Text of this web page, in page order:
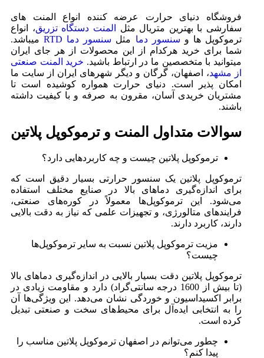
فروشگاه دنیای حرارت عرضه کننده انواع المنت های
سفارشی با بهترین متریال مثل
المنت دستگاه تزریق، انواع
ترموکوپل ها و سنسور دما مثل سنسور دما RTD
میباشد.
شما برای خرید هرکدام از این محصولات از هر جای ایران
میتوانید با متخصصین ما در ارتباط باشید. خرید المنت صنعتی
از مشهد، اصفهان، گرگان و دیگر شهرهای ایران از سایت ما
امکان پذیر است. دنیای حرارت همواره کوشیده است تا
مشتریان خریدی آسان، مقرون به صرفه و با کیفیت داشته
باشند.
سوالات متداول المنت و ترموکوپل پلاتین
ترموکوپل پلاتین چیست و چه کاربردهایی دارد؟
ترموکوپل پلاتین یک سنسور حرارتی بسیار دقیق است که
برای اندازه‌گیری دماهای بالا در صنایع مختلف استفاده
می‌شود. این ترموکوپل‌ها معمولاً در کوره‌های صنعتی،
فرایندهای متالورژی، و تجهیزات علمی که نیاز به دقت بالایی
دارند، کاربرد دارند.
مزیت ترموکوپل پلاتین نسبت به سایر ترموکوپل‌ها
چیست؟
ترموکوپل پلاتین دقت بسیار بالایی در اندازه‌گیری دماهای بالا
(تا بیش از 1600 درجه سانتی‌گراد) دارد و مقاومت زیادی در
برابر اکسیداسیون و خوردگی نشان می‌دهد. این ویژگی‌ها آن
را به انتخابی ایده‌آل برای محیط‌های سخت و صنعتی تبدیل
کرده است.
چطور می‌توانم در اصفهان ترموکوپل پلاتین مناسب را
پیدا کنم؟